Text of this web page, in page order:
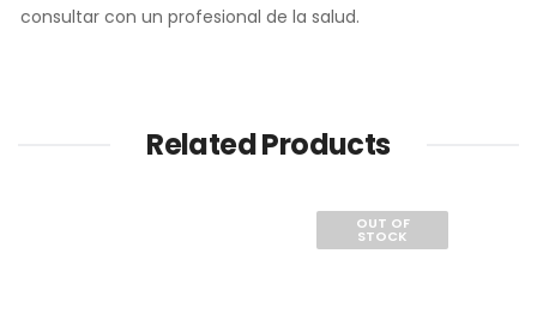
consultar con un profesional de la salud.
Related Products
OUT OF
STOCK